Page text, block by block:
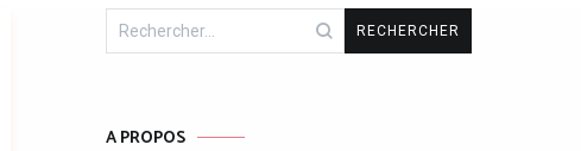
A PROPOS